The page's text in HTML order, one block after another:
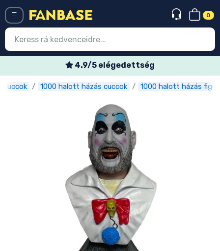
0
4.9/5 elégedettség
cuccok 1000 halott házás cuccok 1000 halott házás
Belépés Regisztráció
Legújabb cuccok
Akciós ajánlatok
Express szállítás
Előrendelhető cuccok
Outlet cuccok
Ajándékkártya
Szállítás és fizetés